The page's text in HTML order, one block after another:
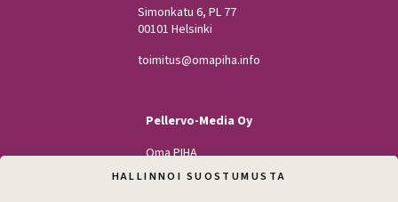
HALLINNOI SUOSTUMUSTA
Simonkatu 6, PL 77
00101 Helsinki
toimitus@omapiha.info
Pellervo-Media Oy
Oma PIHA
Kodin Pellervo